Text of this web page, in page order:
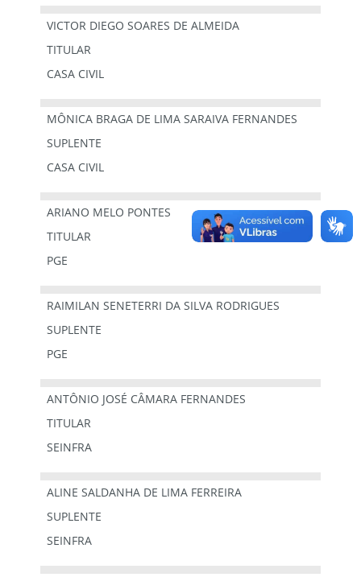
VICTOR DIEGO SOARES DE ALMEIDA
TITULAR
CASA CIVIL
MÔNICA BRAGA DE LIMA SARAIVA FERNANDES
SUPLENTE
CASA CIVIL
ARIANO MELO PONTES
TITULAR
PGE
RAIMILAN SENETERRI DA SILVA RODRIGUES
SUPLENTE
PGE
ANTÔNIO JOSÉ CÂMARA FERNANDES
TITULAR
SEINFRA
ALINE SALDANHA DE LIMA FERREIRA
SUPLENTE
SEINFRA